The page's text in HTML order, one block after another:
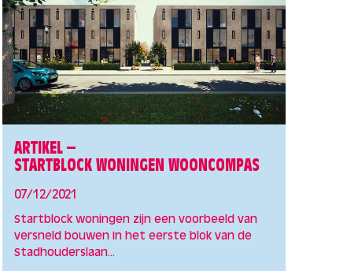
ARTIKEL –
STARTBLOCK WONINGEN WOONCOMPAS
07/12/2021
Startblock woningen zijn een voorbeeld van
versneld bouwen In het eerste blok van de
Stadhouderslaan...